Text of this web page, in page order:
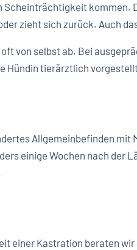
kommen.
zieht sich zurück. Auch
von selbst ab. Bei
Hündin tierärztlich
Allgemeinbefinden
einige Wochen nach der
einer Kastration beraten wir